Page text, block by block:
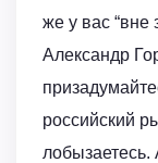
же у вас “вне
Александр
российский
лобызаетесь.